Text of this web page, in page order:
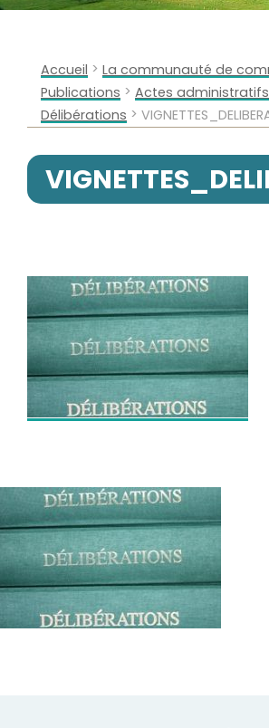
Accueil > La communauté de
Publications > Actes administratifs
Délibérations >